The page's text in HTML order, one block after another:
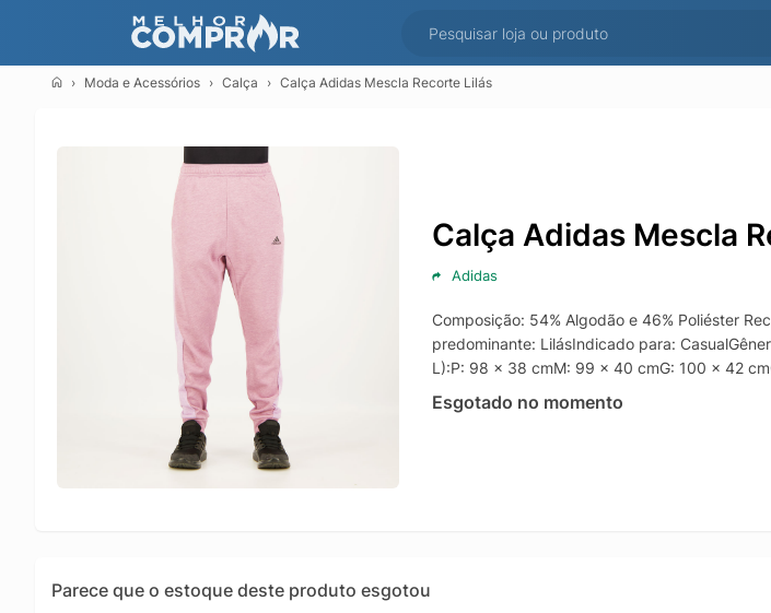
Moda e Acessórios Calça Calça Adidas Mescla Recorte Lilás
Calça Adidas Mescla
Adidas
Composição: 54% Algodão e 46% Poliéster
predominante: LilásIndicado para:
L):P: 98 x 38 cmM: 99 x 40 cmG: 100 x 42
Esgotado no momento
Parece que o estoque deste produto esgotou